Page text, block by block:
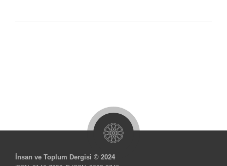
İnsan ve Toplum Dergisi © 2024